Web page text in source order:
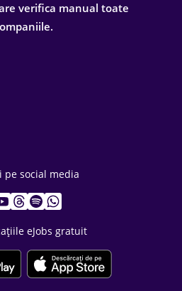
verifica manual toate
pe social media
eJobs gratuit